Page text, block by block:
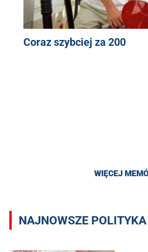
Coraz szybciej za 200
WIĘCEJ
NAJNOWSZE POLITYKA